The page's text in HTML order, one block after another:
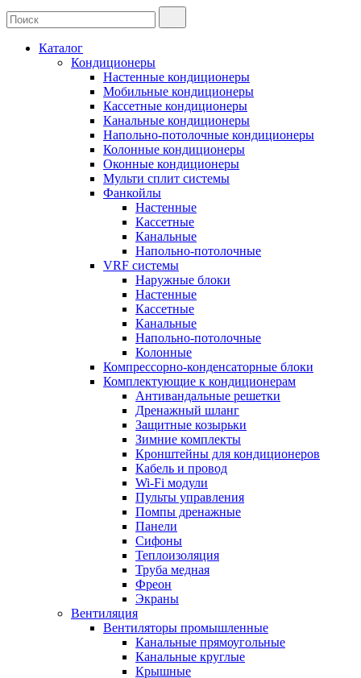
Каталог
Кондиционеры
Настенные кондиционеры
Мобильные кондиционеры
Кассетные кондиционеры
Канальные кондиционеры
Напольно-потолочные кондиционеры
Колонные кондиционеры
Оконные кондиционеры
Мульти сплит системы
Фанкойлы
Настенные
Кассетные
Канальные
Напольно-потолочные
VRF системы
Наружные блоки
Настенные
Кассетные
Канальные
Напольно-потолочные
Колонные
Компрессорно-конденсаторные блоки
Комплектующие к кондиционерам
Антивандальные решетки
Дренажный шланг
Защитные козырьки
Зимние комплекты
Кронштейны для кондиционеров
Кабель и провод
Wi-Fi модули
Пульты управления
Помпы дренажные
Панели
Сифоны
Теплоизоляция
Труба медная
Фреон
Экраны
Вентиляция
Вентиляторы промышленные
Канальные прямоугольные
Канальные круглые
Крышные